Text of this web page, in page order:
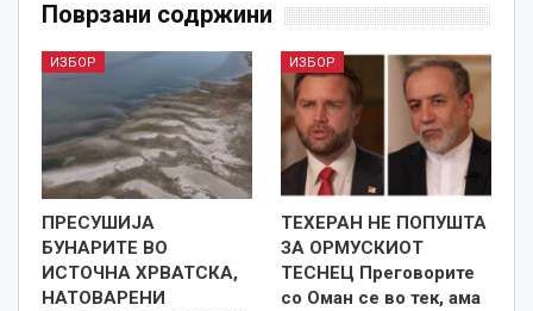
Поврзани содржини
ИЗБОР
ПРЕСУШИЈА
БУНАРИТЕ ВО
ИСТОЧНА ХРВАТСКА,
НАТОВАРЕНИ
ИЗБОР
ТЕХЕРАН НЕ ПОПУШТА
ЗА ОРМУСКИОТ
ТЕСНЕЦ Преговорите
со Оман се во тек, ама